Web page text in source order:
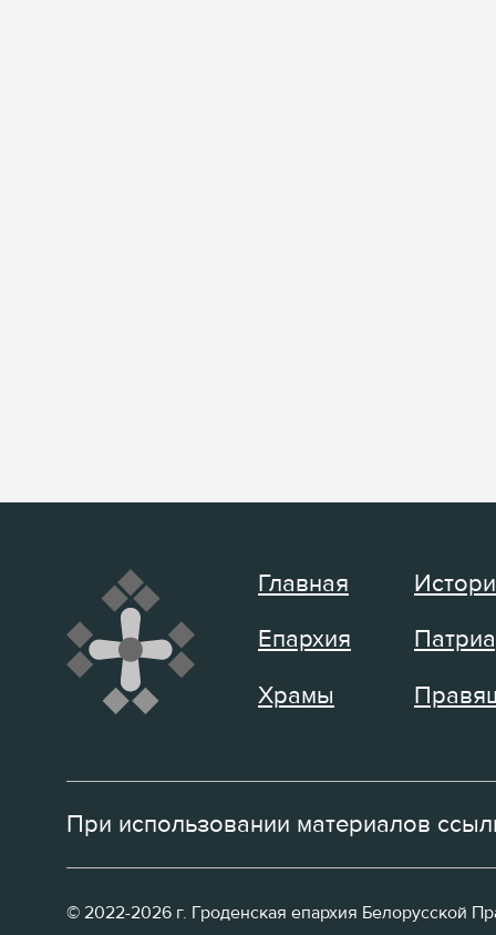
Главная
Епархия
Храмы
При использовании материалов
© 2022-2026 г. Гроденская епархия Белорусской